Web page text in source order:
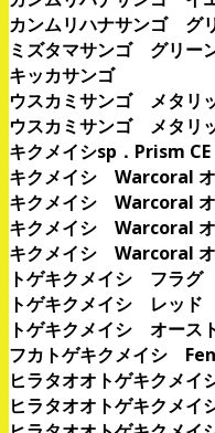
カンムリハナサンゴ
ミズタマサンゴ グリ
キッカサンゴ
ウスカミサンゴ メタ
ウスカミサンゴ メタリ
キクメイシsp．Prism CE
キクメイシ Warcoral
キクメイシ Warcoral
キクメイシ Warcoral
キクメイシ Warcoral
トゲキクメイシ フラグ
トゲキクメイシ レッ
トゲキクメイシ オース
フカトゲキクメイシ
ヒラタオオトゲキクメ
ヒラタオオトゲキクメ